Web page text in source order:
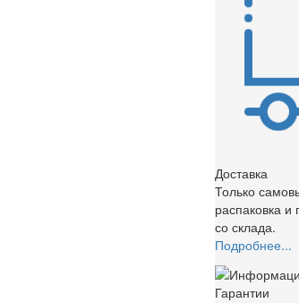
Доставка
Только
распаковка
со склада.
Подробнее...
Гарантии